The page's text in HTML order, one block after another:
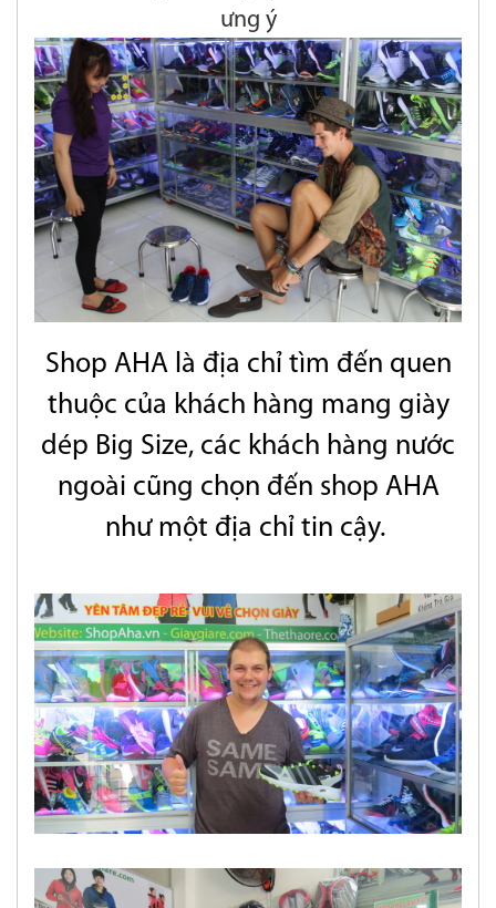
ưng ý
Shop AHA là địa chỉ tìm đến quen
thuộc của khách hàng mang giày
dép Big Size, các khách hàng nước
ngoài cũng chọn đến shop AHA
như một địa chỉ tin cậy.